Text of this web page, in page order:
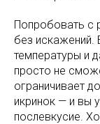
Попробовать с
без искажений.
температуры и
просто не
ограничивает
икринок — и вы
послевкусие.